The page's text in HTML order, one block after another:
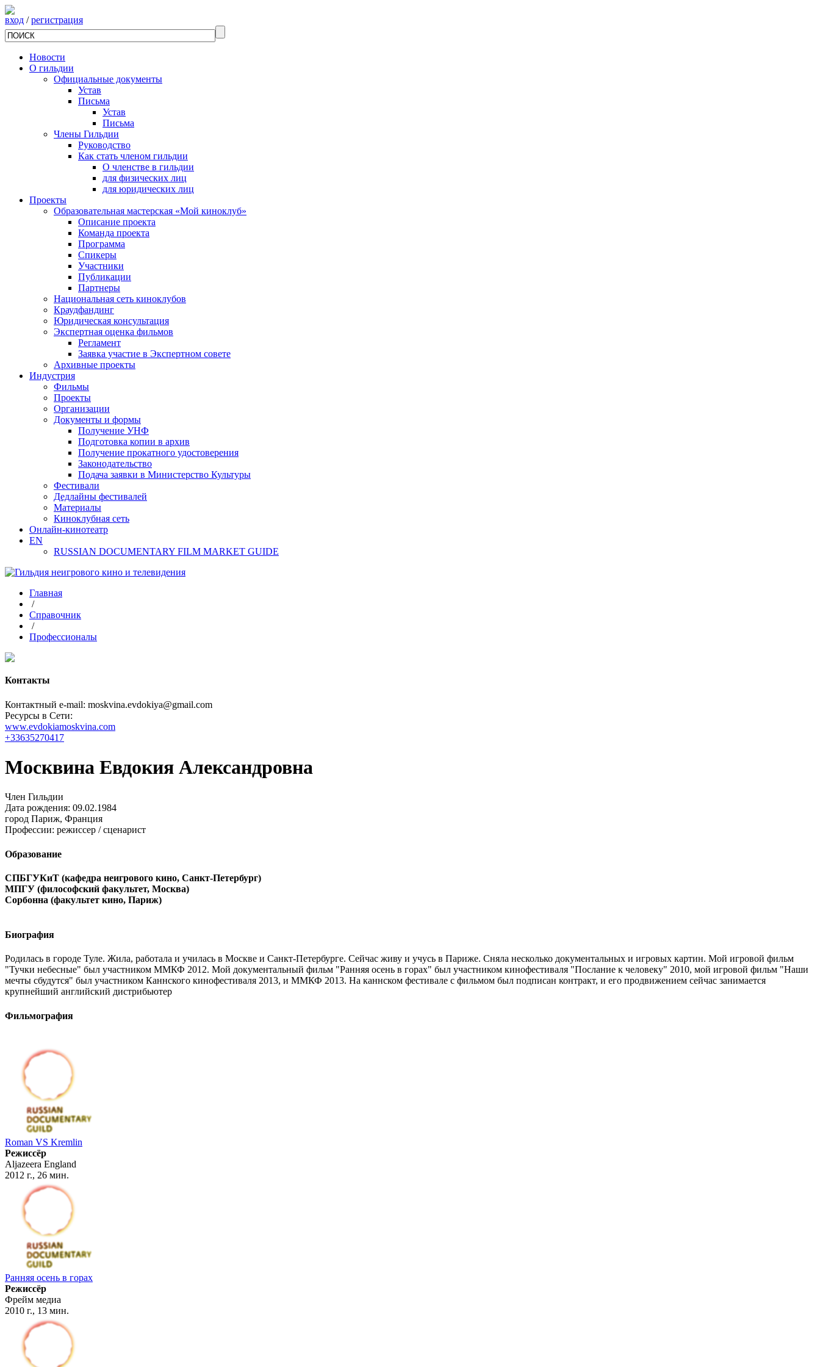
вход /регистрация
Новости
О гильдии
Официальные документы
Устав
Письма
Устав
Письма
Члены Гильдии
Руководство
Как стать членом гильдии
О членстве в гильдии
для физических лиц
для юридических лиц
Проекты
Образовательная мастерская «Мой киноклуб»
Описание проекта
Команда проекта
Программа
Спикеры
Участники
Публикации
Партнеры
Национальная сеть киноклубов
Краудфандинг
Юридическая консультация
Экспертная оценка фильмов
Регламент
Заявка участие в Экспертном совете
Архивные проекты
Индустрия
Фильмы
Проекты
Организации
Документы и формы
Получение УНФ
Подготовка копии в архив
Получение прокатного удостоверения
Законодательство
Подача заявки в Министерство Культуры
Фестивали
Дедлайны фестивалей
Материалы
Киноклубная сеть
Онлайн-кинотеатр
EN
RUSSIAN DOCUMENTARY FILM MARKET GUIDE
Главная
/
Справочник
/
Профессионалы
Контакты
Контактный e-mail: moskvina.evdokiya@gmail.com
Ресурсы в Сети:
www.evdokiamoskvina.com
+33635270417
Москвина Евдокия Александровна
Член Гильдии
Дата рождения: 09.02.1984
город Париж, Франция
Профессии: режиссер / сценарист
Образование
СПБГУКиТ (кафедра неигрового кино, Санкт-Петербург)
МПГУ (философский факультет, Москва)
Сорбонна (факультет кино, Париж)
Биография
Родилась в городе Туле. Жила, работала и училась в Москве и Санкт-Петербурге. Сейчас живу и учусь в Париже. Сняла несколько документальных и игровых картин. Мой игровой фильм
"Тучки небесные" был участником ММКФ 2012. Мой документальный фильм "Ранняя осень в горах" был участником кинофестиваля "Послание к человеку" 2010, мой игровой фильм "Наши
мечты сбудутся" был участником Каннского кинофестиваля 2013, и ММКФ 2013. На каннском фестивале с фильмом был подписан контракт, и его продвижением сейчас занимается
крупнейший английский дистрибьютер
Фильмография
Roman VS Kremlin
Режиссёр
Aljazeera England
2012 г., 26 мин.
Ранняя осень в горах
Режиссёр
Фрейм медиа
2010 г., 13 мин.